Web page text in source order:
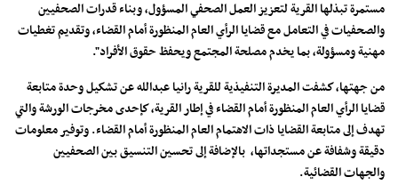
مستمرة تبذلها القرية لتعزيز العمل الصحفي المسؤول، وبناء قدرات الصحفيين
والصحفيات في التعامل مع قضايا الرأي العام المنظورة أمام القضاء، وتقديم تغطيات
مهنية ومسؤولة، بما يخدم مصلحة المجتمع ويحفظ حقوق الأفراد".
من جهتها، كشفت المديرة التنفيذية للقرية رانيا عبدالله عن تشكيل وحدة متابعة
قضايا الرأي العام المنظورة أمام القضاء في إطار القرية، كإحدى مخرجات الورشة والتي
تهدف إلى متابعة القضايا ذات الاهتمام العام المنظورة أمام القضاء. وتوفير معلومات
دقيقة وشفافة عن مستجداتها، بالإضافة إلى تحسين التنسيق بين الصحفيين
والجهات القضائية.